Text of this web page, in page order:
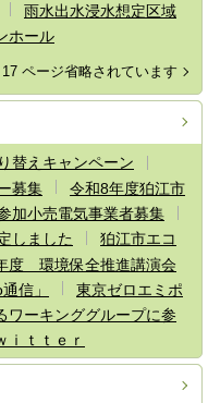
雨水出水浸水想定区域
ホール
17 ページ省略されています
替えキャンペーン
募集
令和8年度狛江市
加小売電気事業者募集
しました
狛江市エコ
度 環境保全推進講演会
信」
東京ゼロエミポ
ワーキンググループに参
ｉｔｔｅｒ